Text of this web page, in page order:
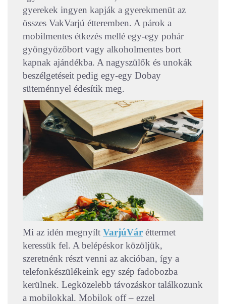
gyerekek ingyen kapják a gyerekmenüt az
összes VakVarjú étteremben. A párok a
mobilmentes étkezés mellé egy-egy pohár
gyöngyözőbort vagy alkoholmentes bort
kapnak ajándékba. A nagyszülők és unokák
beszélgetéseit pedig egy-egy Dobay
süteménnyel édesítik meg.
Mi az idén megnyílt VarjúVár éttermet
keressük fel. A belépéskor közöljük,
szeretnénk részt venni az akcióban, így a
telefonkészülékeink egy szép fadobozba
kerülnek. Legközelebb távozáskor találkozunk
a mobilokkal. Mobilok off – ezzel